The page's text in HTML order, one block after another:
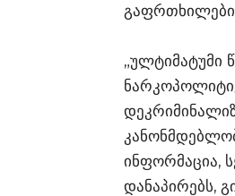
„ულტიმატუმი
ინფორმაცია,
დანაპირებს,